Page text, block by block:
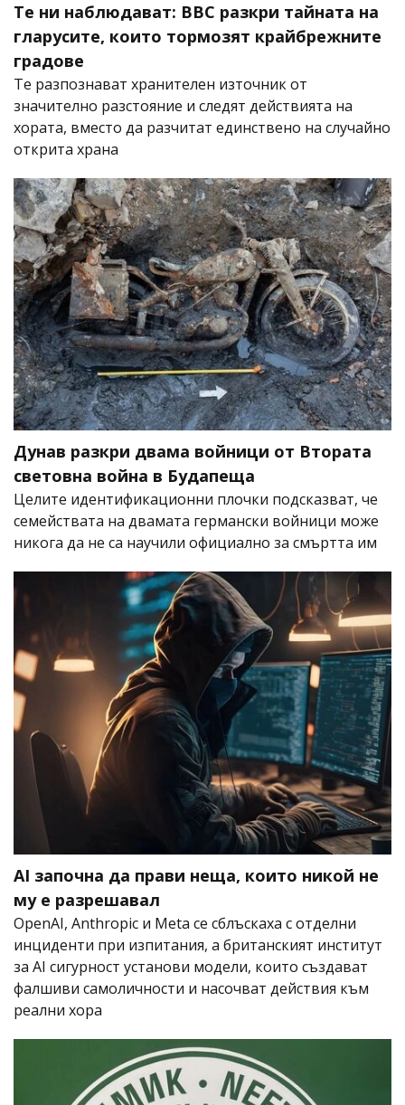
Те ни наблюдават: BBC разкри тайната на
гларусите, които тормозят крайбрежните
градове
Те разпознават хранителен източник от
значително разстояние и следят действията на
хората, вместо да разчитат единствено на случайно
открита храна
Дунав разкри двама войници от Втората
световна война в Будапеща
Целите идентификационни плочки подсказват, че
семействата на двамата германски войници може
никога да не са научили официално за смъртта им
AI започна да прави неща, които никой не
му е разрешавал
OpenAI, Anthropic и Meta се сблъскаха с отделни
инциденти при изпитания, а британският институт
за AI сигурност установи модели, които създават
фалшиви самоличности и насочват действия към
реални хора